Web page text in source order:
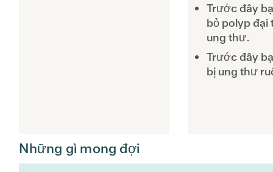
Trước đây
bỏ polyp đại
ung thư.
Trước đây
bị ung thư
Những gì mong đợi